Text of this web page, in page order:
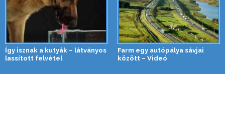
Így isznak a kutyák – látványos
lassított felvétel
Farm egy autópálya sávjai
között – Videó